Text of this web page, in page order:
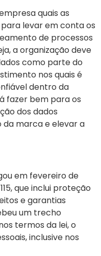
quais as
levar em conta os
de processos
a organização deve
como parte do
nos quais é
dentro da
fazer bem para os
dos dados
marca e elevar a
em fevereiro de
que inclui proteção
e garantias
um trecho
termos da lei, o
inclusive nos